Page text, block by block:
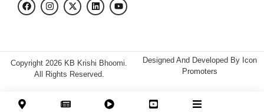
Copyright 2026 KB Krishi Bhoomi.
All Rights Reserved.
Designed And Developed By Icon
Promoters